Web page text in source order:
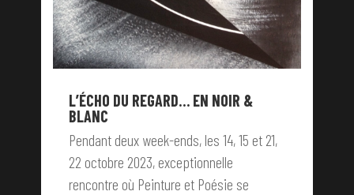
L’ÉCHO DU REGARD… EN NOIR &
BLANC
Pendant deux week-ends, les 14, 15 et 21,
22 octobre 2023, exceptionnelle
rencontre où Peinture et Poésie se